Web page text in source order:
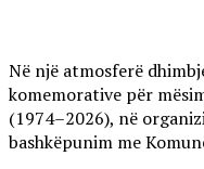
Në një atmosferë
komemorative për
(1974–2026), në
bashkëpunim me